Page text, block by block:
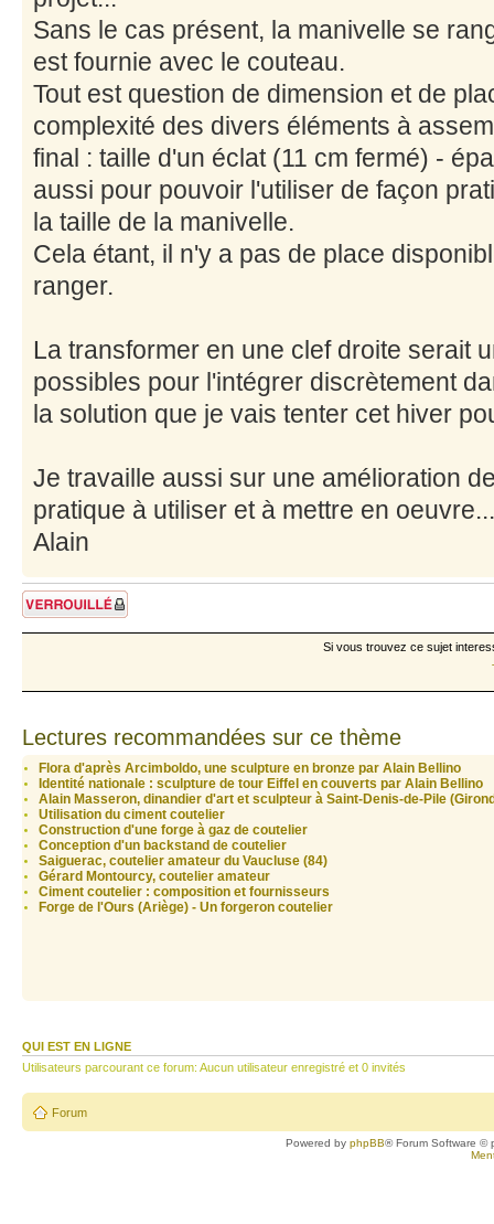
Sans le cas présent, la manivelle se
est fournie avec le couteau.
Tout est question de dimension et de
complexité des divers éléments à
final : taille d'un éclat (11 cm fermé) -
aussi pour pouvoir l'utiliser de façon
la taille de la manivelle.
Cela étant, il n'y a pas de place
ranger.
La transformer en une clef droite serait
possibles pour l'intégrer discrètement
la solution que je vais tenter cet hiver
Je travaille aussi sur une amélioration
pratique à utiliser et à mettre en
Alain
Sujet verrouillé
Si vous trouvez ce sujet
Lectures recommandées sur ce thème
Flora d'après Arcimboldo, une sculpture en bronze par Alain Bellino
Identité nationale : sculpture de tour Eiffel en couverts par Alain Bellino
Alain Masseron, dinandier d'art et sculpteur à Saint-Denis-de-Pile
Utilisation du ciment coutelier
Construction d'une forge à gaz de coutelier
Conception d'un backstand de coutelier
Saiguerac, coutelier amateur du Vaucluse (84)
Gérard Montourcy, coutelier amateur
Ciment coutelier : composition et fournisseurs
Forge de l'Ours (Ariège) - Un forgeron coutelier
QUI EST EN LIGNE
Utilisateurs parcourant ce forum: Aucun utilisateur enregistré et 0 invités
Forum
Powered byphpBB® Forum Software ©